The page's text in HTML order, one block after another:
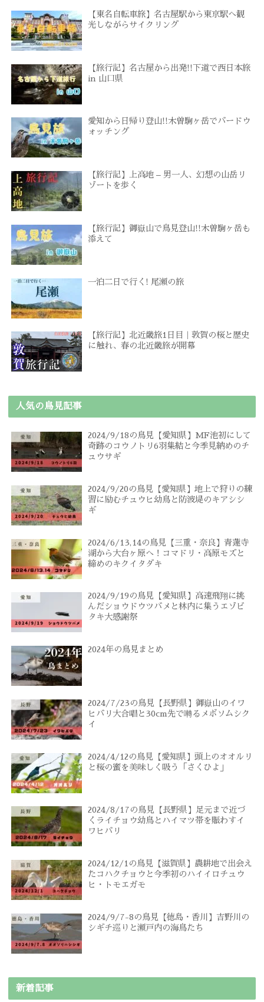
【東名自転車旅】名古屋駅から東京駅へ観
光しながらサイクリング
【旅行記】名古屋から出発!!下道で西日本旅
in 山口県
愛知から日帰り登山!!木曽駒ヶ岳でバードウ
ォッチング
【旅行記】上高地 – 男一人、幻想の山岳リ
ゾートを歩く
【旅行記】御嶽山で鳥見登山!!木曽駒ヶ岳も
添えて
一泊二日で行く! 尾瀬の旅
【旅行記】北近畿旅1日目｜敦賀の桜と歴史
に触れ、春の北近畿旅が開幕
人気の鳥見記事
2024/9/18の鳥見【愛知県】MF池初にして
奇跡のコウノトリ6羽集結と今季見納めのチ
ュウサギ
2024/9/20の鳥見【愛知県】地上で狩りの練
習に励むチュウヒ幼鳥と防波堤のキアシシ
ギ
2024/6/13,14の鳥見【三重・奈良】青蓮寺
湖から大台ヶ原へ！コマドリ・高原モズと
締めのキクイタダキ
2024/9/19の鳥見【愛知県】高速飛翔に挑
んだショウドウツバメと林内に集うエゾビ
タキ大感謝祭
2024年の鳥見まとめ
2024/7/23の鳥見【長野県】御嶽山のイワ
ヒバリ大合唱と30cm先で囀るメボソムシク
イ
2024/4/12の鳥見【愛知県】頭上のオオルリ
と桜の蜜を美味しく吸う「さくひよ」
2024/8/17の鳥見【長野県】足元まで近づ
くライチョウ幼鳥とハイマツ帯を賑わすイ
ワヒバリ
2024/12/1の鳥見【滋賀県】農耕地で出会え
たコハクチョウと今季初のハイイロチュウ
ヒ・トモエガモ
2024/9/7-8の鳥見【徳島・香川】吉野川の
シギチ巡りと瀬戸内の海鳥たち
新着記事